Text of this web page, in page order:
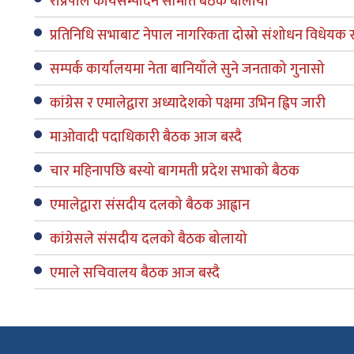
प्रतिनिधि सभाबाट नेपाल नागरिकता दोस्रो संशोधन विधेयक
सम्पर्क कार्यालयमा नेता बानियाँले सुने जनताको गुनासो
कांग्रेस र एमालेद्वारा अध्यादेशको पक्षमा उभिन ह्विप जारी
माओवादी पदाधिकारी बैठक आज बस्दै
चार महिनापछि बस्यो बागमती प्रदेश सभाको बैठक
एमालेद्वारा संसदीय दलको बैठक आह्वान
कांग्रेसले संसदीय दलको बैठक बोलायो
एमाले सचिवालय बैठक आज बस्दै